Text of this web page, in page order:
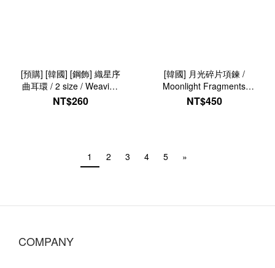
[預購] [韓國] [鋼飾] 織星序
曲耳環 / 2 size / Weaving
Stars Thread Earring
NT$260
[韓國] 月光碎片項鍊 /
Moonlight Fragments
Necklace
NT$450
1 2 3 4 5 »
COMPANY